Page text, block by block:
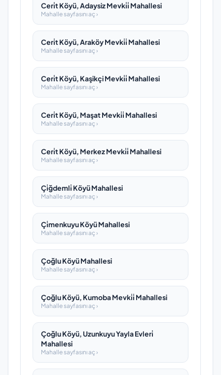
Ceri̇t Köyü, Adaysiz Mevki̇i̇ Mahallesi
Mahalle sayfasını aç ›
Ceri̇t Köyü, Araköy Mevki̇i̇ Mahallesi
Mahalle sayfasını aç ›
Ceri̇t Köyü, Kaşikçi Mevki̇i̇ Mahallesi
Mahalle sayfasını aç ›
Ceri̇t Köyü, Maşat Mevki̇i̇ Mahallesi
Mahalle sayfasını aç ›
Ceri̇t Köyü, Merkez Mevki̇i̇ Mahallesi
Mahalle sayfasını aç ›
Çi̇ğdemli̇ Köyü Mahallesi
Mahalle sayfasını aç ›
Çi̇menkuyu Köyü Mahallesi
Mahalle sayfasını aç ›
Çoğlu Köyü Mahallesi
Mahalle sayfasını aç ›
Çoğlu Köyü, Kumoba Mevki̇i̇ Mahallesi
Mahalle sayfasını aç ›
Çoğlu Köyü, Uzunkuyu Yayla Evleri̇
Mahallesi
Mahalle sayfasını aç ›